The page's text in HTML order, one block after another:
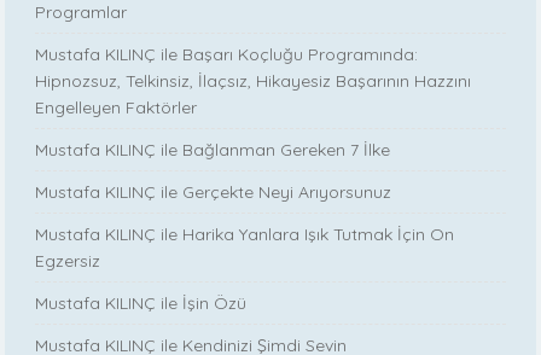
Programlar
Mustafa KILINÇ ile Başarı Koçluğu Programında:
Hipnozsuz, Telkinsiz, İlaçsız, Hikayesiz Başarının Hazzını
Engelleyen Faktörler
Mustafa KILINÇ ile Bağlanman Gereken 7 İlke
Mustafa KILINÇ ile Gerçekte Neyi Arıyorsunuz
Mustafa KILINÇ ile Harika Yanlara Işık Tutmak İçin On
Egzersiz
Mustafa KILINÇ ile İşin Özü
Mustafa KILINÇ ile Kendinizi Şimdi Sevin